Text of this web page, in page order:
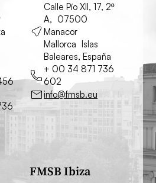
Calle Pío XII, 17, 2º
A, 07500
Manacor
Mallorca Islas
Baleares, España
+ 00 34 871 736
602
info@fmsb.eu
FMSB Ibiza